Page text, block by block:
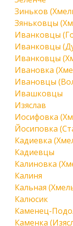
Зиньков
Зяньковцы
Иванковцы
Иванковцы
Иванковцы
Ивановка
Ивановцы
Ивашковцы
Изяслав
Иосифовка
Йосиповка
Кадиевка
Кадиевцы
Калиновка
Калиня
Кальная
Калюсик
Каменец-
Каменка